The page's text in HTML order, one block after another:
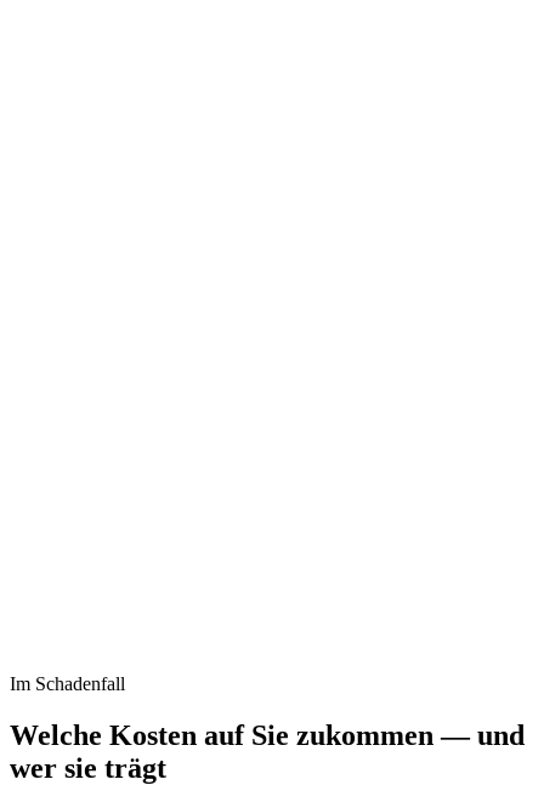
Im Schadenfall
Welche Kosten auf Sie zukommen — und
wer sie trägt